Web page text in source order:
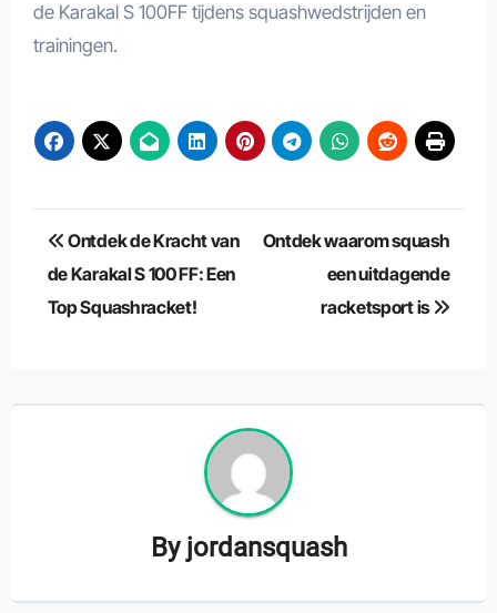
de Karakal S 100FF tijdens squashwedstrijden en
trainingen.
Berichtnavigatie
Ontdek de Kracht van
de Karakal S 100 FF: Een
Top Squashracket!
Ontdek waarom squash
een uitdagende
racketsport is
By jordansquash